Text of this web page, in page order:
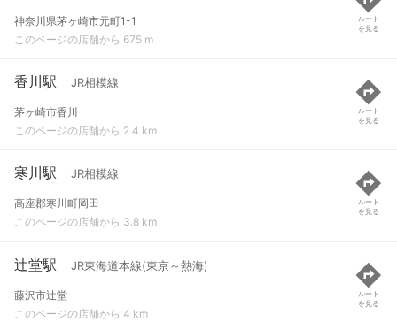
神奈川県茅ヶ崎市元町1-1
このページの店舗から 675 m
ルート
を見る
香川駅 JR相模線
茅ヶ崎市香川
このページの店舗から 2.4 km
ルート
を見る
寒川駅 JR相模線
高座郡寒川町岡田
このページの店舗から 3.8 km
ルート
を見る
辻堂駅 JR東海道本線(東京～熱海)
藤沢市辻堂
このページの店舗から 4 km
ルート
を見る